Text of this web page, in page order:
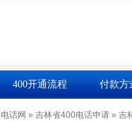
400开通流程 付款方
话网 » 吉林省400电话申请 » 吉